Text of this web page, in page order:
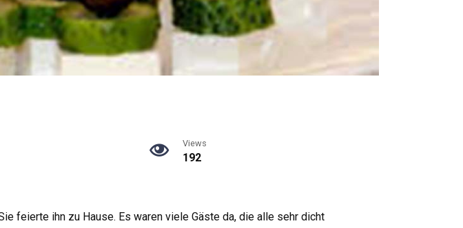
Views
192
feierte ihn zu Hause. Es waren viele Gäste da, die alle sehr dicht